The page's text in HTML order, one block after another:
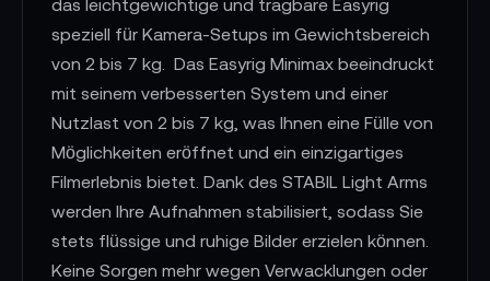
das leichtgewichtige und tragbare Easyrig
speziell für Kamera-Setups im Gewichtsbereich
von 2 bis 7 kg. Das Easyrig Minimax beeindruckt
mit seinem verbesserten System und einer
Nutzlast von 2 bis 7 kg, was Ihnen eine Fülle von
Möglichkeiten eröffnet und ein einzigartiges
Filmerlebnis bietet. Dank des STABIL Light Arms
werden Ihre Aufnahmen stabilisiert, sodass Sie
stets flüssige und ruhige Bilder erzielen können.
Keine Sorgen mehr wegen Verwacklungen oder